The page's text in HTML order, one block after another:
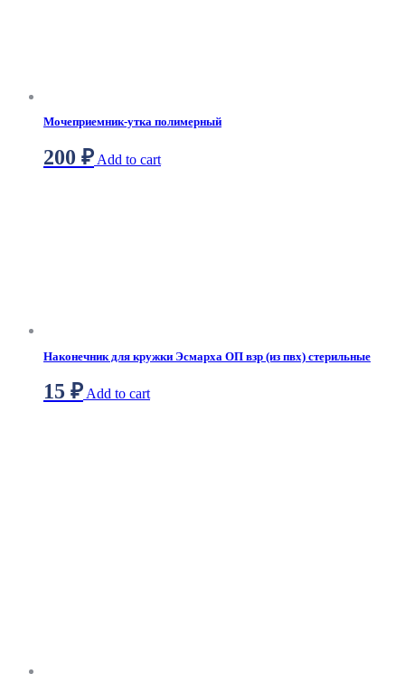
Мочеприемник-утка полимерный
200 ₽ Add to cart
Наконечник для кружки Эсмарха ОП взр (из пвх) стерильные
15 ₽ Add to cart